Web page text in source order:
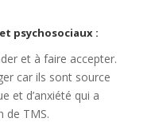
psychosociaux :
et à faire accepter.
car ils sont source
et d’anxiété qui a
de TMS.